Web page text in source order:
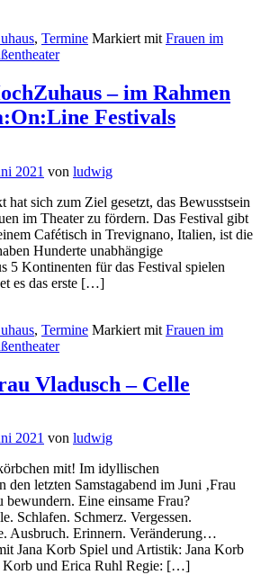
, Termine Markiert mit Frauen im
– im Rahmen
Festivals
2021 von ludwig
hat sich zum Ziel gesetzt, das Bewusstsein
im Theater zu fördern. Das Festival gibt
Cafétisch in Trevignano, Italien, ist die
Hunderte unabhängige
5 Kontinenten für das Festival spielen
es das erste […]
, Termine Markiert mit Frauen im
Vladusch – Celle
2021 von ludwig
mit! Im idyllischen
den letzten Samstagabend im Juni ‚Frau
bewundern. Eine einsame Frau?
Schlafen. Schmerz. Vergessen.
Ausbruch. Erinnern. Veränderung…
Jana Korb Spiel und Artistik: Jana Korb
Korb und Erica Ruhl Regie: […]